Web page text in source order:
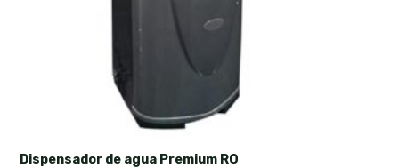
Dispensador de agua Premium RO